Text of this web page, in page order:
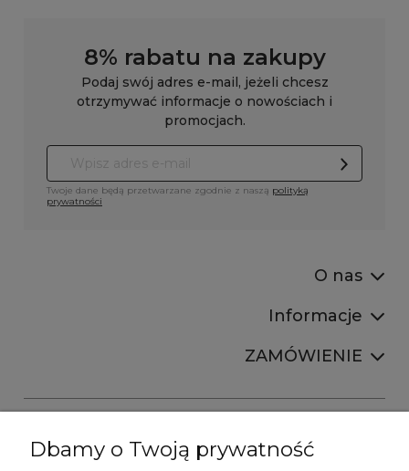
8% rabatu na zakupy
Podaj swój adres e-mail, jeżeli chcesz
otrzymywać informacje o nowościach i
promocjach.
Twoje dane będą przetwarzane zgodnie z naszą polityką
prywatności
O nas
Informacje
ZAMÓWIENIE
Dbamy o Twoją prywatność